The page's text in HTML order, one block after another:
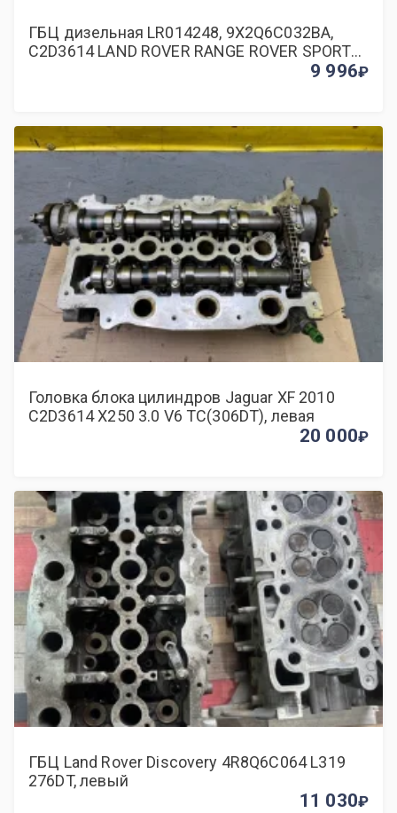
ГБЦ дизельная LR014248, 9X2Q6C032BA,
C2D3614 LAND ROVER RANGE ROVER SPORT
9 996
Головка блока цилиндров Jaguar XF 2010
C2D3614 X250 3.0 V6 TC(306DT), левая
20 000
ГБЦ Land Rover Discovery 4R8Q6C064 L319
276DT, левый
11 030